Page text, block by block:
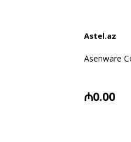
Astel.az
Asenware
₼0.00